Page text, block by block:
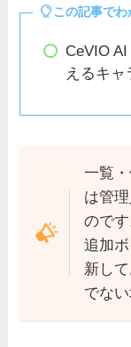
この記事でわ
CeVIO
えるキ
一覧
は管
のです
追加
新し
でな